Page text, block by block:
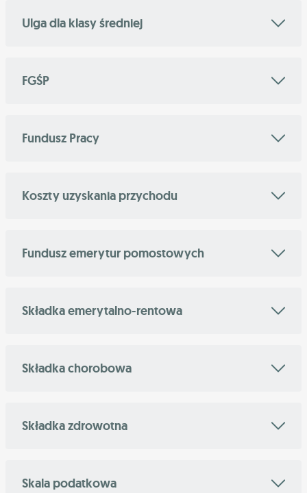
Ulga dla klasy średniej
FGŚP
Fundusz Pracy
Koszty uzyskania przychodu
Fundusz emerytur pomostowych
Składka emerytalno-rentowa
Składka chorobowa
Składka zdrowotna
Skala podatkowa